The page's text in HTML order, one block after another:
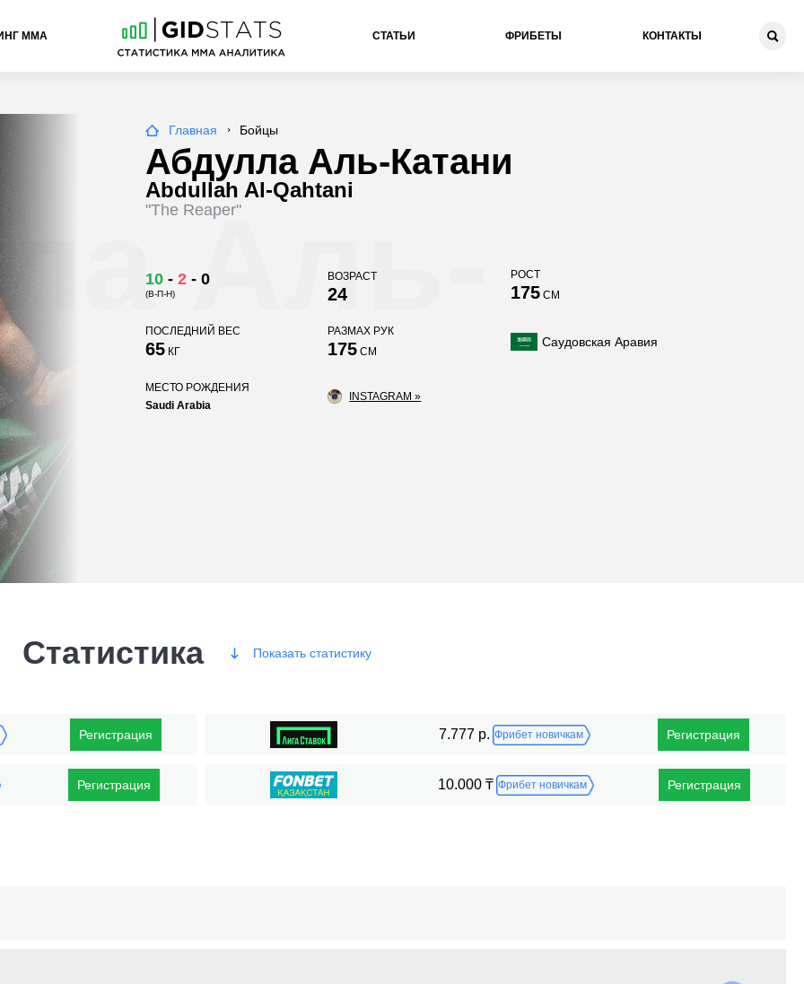
ММА СТАТЬИ ФРИБЕТЫ КОНТАКТЫ
Аль-
Главная Бойцы
Абдулла Аль-Катани
Abdullah Al-Qahtani
"The Reaper"
10 - 2 - 0
(В-П-Н)
ВОЗРАСТ
24
РОСТ
175СМ
ПОСЛЕДНИЙ ВЕС
65 КГ
РАЗМАХ РУК
175 СМ
Саудовская Аравия
МЕСТО РОЖДЕНИЯ
Saudi Arabia
INSTAGRAM »
Статистика Показатьстатистику
Поражения
Регистрация 7.777 р. Фрибет новичкам Регистрация
Регистрация 10.000 ₸ Фрибет новичкам Регистрация